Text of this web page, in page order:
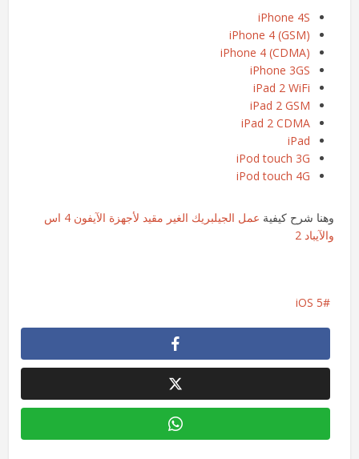
iPhone 4S
iPhone 4 (GSM)
iPhone 4 (CDMA)
iPhone 3GS
iPad 2 WiFi
iPad 2 GSM
iPad 2 CDMA
iPad
iPod touch 3G
iPod touch 4G
وهنا شرح كيفية
عمل الجيلبريك الغير مقيد لأجهزة الآيفون 4 اس
والآيباد 2
iOS 5